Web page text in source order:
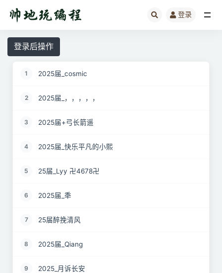
登录
登录后操作
1 2025届_cosmic
2 2025届_，，，，，
3 2025届+弓长箭遥
4 2025届_快乐平凡的小熙
5 25届_Lyy 卍4678卍
6 2025届_秊
7 25届醉挽清风
8 2025届_Qiang
9 2025_月诉长安